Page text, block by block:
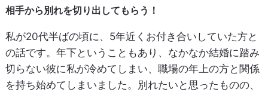
相手から別れを切り出してもらう！
私が20代半ばの頃に、5年近くお付き合いしていた方と
の話です。年下ということもあり、なかなか結婚に踏み
切らない彼に私が冷めてしまい、職場の年上の方と関係
を持ち始めてしまいました。別れたいと思ったものの、